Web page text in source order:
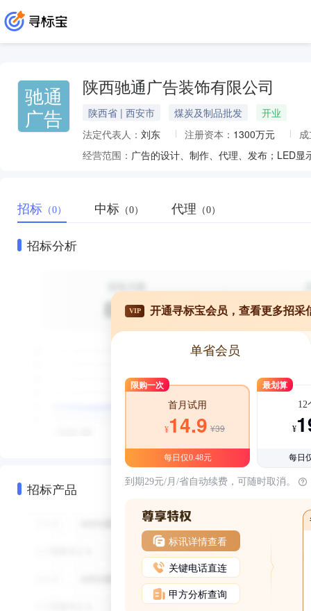
驰通
广告
陕西驰通广告装饰有限公司
陕西省 | 西安市 煤炭及制品批发
开业
法定代表人： 刘东 注册资本： 1300万元
经营范围：
招标 （0） 中标 （0） 代理 （0）
招标分析
招标产品
VIP 开通寻标宝会员，查看更多招采
单省会员
限购一次
首月试用
¥14.9 ¥39
每日仅0.48元
最划算
12
¥
每日
到期29元/月/省自动续费，可随时取消。
标讯详情查看
关键电话直连
甲方分析查询